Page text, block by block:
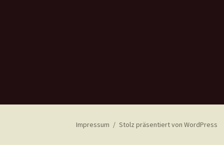
Impressum Stolz präsentiert von WordPress